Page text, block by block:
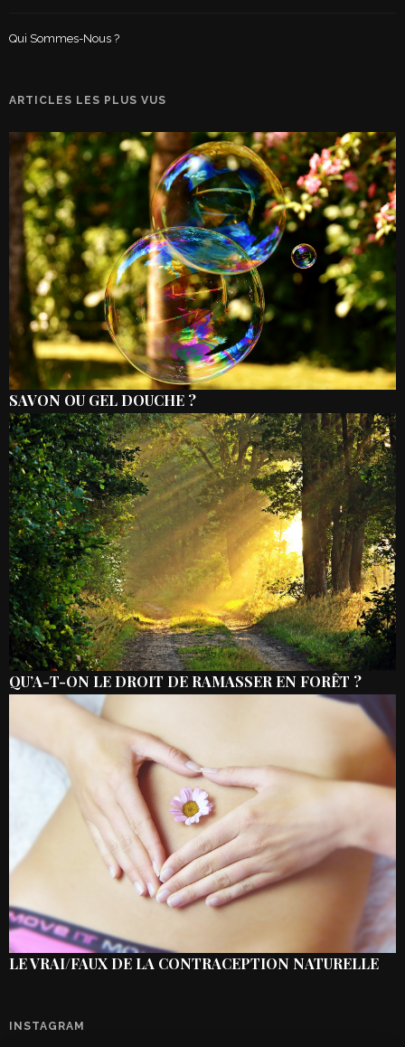
Qui Sommes-Nous ?
ARTICLES LES PLUS VUS
SAVON OU GEL DOUCHE ?
QU’A-T-ON LE DROIT DE RAMASSER EN FORÊT ?
LE VRAI/FAUX DE LA CONTRACEPTION NATURELLE
INSTAGRAM